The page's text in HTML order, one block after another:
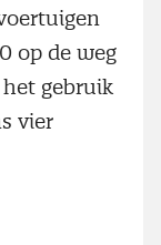
op de weg
gebruik
vier